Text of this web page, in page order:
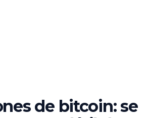
de bitcoin: se